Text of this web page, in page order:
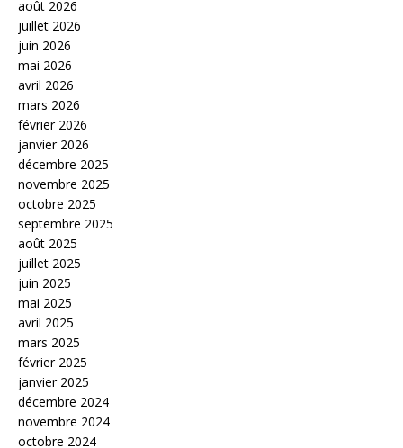
août 2026
juillet 2026
juin 2026
mai 2026
avril 2026
mars 2026
février 2026
janvier 2026
décembre 2025
novembre 2025
octobre 2025
septembre 2025
août 2025
juillet 2025
juin 2025
mai 2025
avril 2025
mars 2025
février 2025
janvier 2025
décembre 2024
novembre 2024
octobre 2024